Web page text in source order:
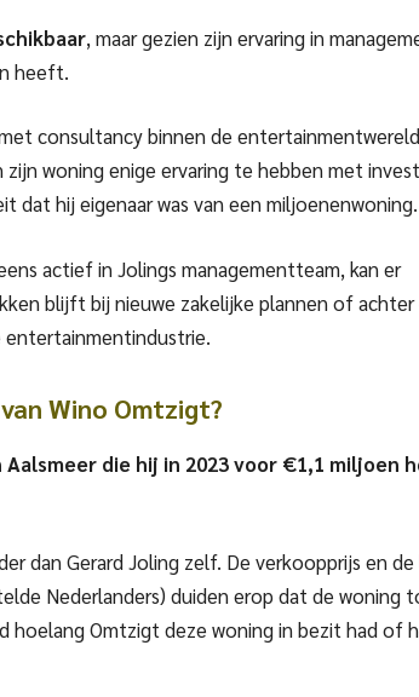
, maar gezien zijn ervaring in
heeft.
consultancy binnen de
woning enige ervaring te hebben met
dat hij eigenaar was van een miljoenenwoning.
actief in Jolings managementteam, kan er
blijft bij nieuwe zakelijke plannen of achter
entertainmentindustrie.
Wino Omtzigt?
Aalsmeer die hij in 2023 voor €1,1 miljoen
dan Gerard Joling zelf. De verkoopprijs en
Nederlanders) duiden erop dat de woning
hoelang Omtzigt deze woning in bezit had of